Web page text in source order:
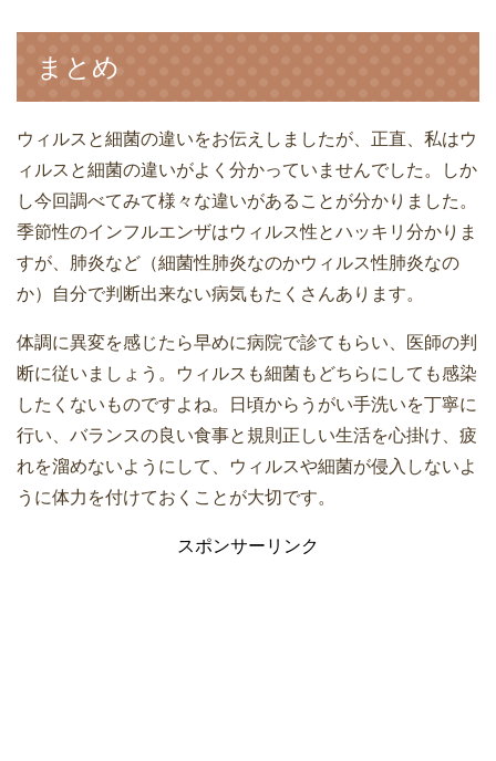
まとめ
ウィルスと細菌の違いをお伝えしましたが、正直、私はウ
ィルスと細菌の違いがよく分かっていませんでした。しか
し今回調べてみて様々な違いがあることが分かりました。
季節性のインフルエンザはウィルス性とハッキリ分かりま
すが、肺炎など（細菌性肺炎なのかウィルス性肺炎なの
か）自分で判断出来ない病気もたくさんあります。
体調に異変を感じたら早めに病院で診てもらい、医師の判
断に従いましょう。ウィルスも細菌もどちらにしても感染
したくないものですよね。日頃からうがい手洗いを丁寧に
行い、バランスの良い食事と規則正しい生活を心掛け、疲
れを溜めないようにして、ウィルスや細菌が侵入しないよ
うに体力を付けておくことが大切です。
スポンサーリンク